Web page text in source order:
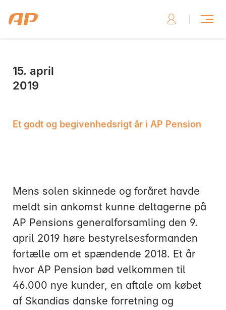
15. april
2019
Et godt og begivenhedsrigt år i AP Pension
Mens solen skinnede og foråret havde
meldt sin ankomst kunne deltagerne på
AP Pensions generalforsamling den 9.
april 2019 høre bestyrelsesformanden
fortælle om et spændende 2018. Et år
hvor AP Pension bød velkommen til
46.000 nye kunder, en aftale om købet
af Skandias danske forretning og
Skriv til os, hvis du har brug for hjælp
Ring til os, hvis du har brug for hjælp
Mandag: